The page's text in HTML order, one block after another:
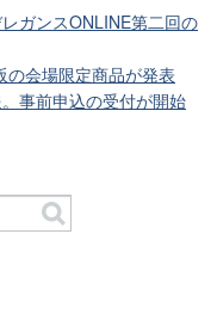
ガンスONLINE第二回の
の会場限定商品が発表
事前申込の受付が開始